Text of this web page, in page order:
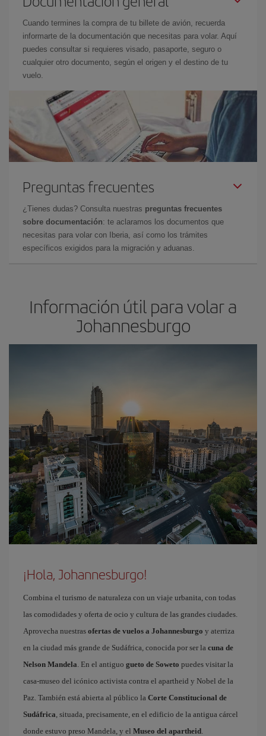
Cuando termines la compra de tu billete de avión, recuerda
informarte de la documentación que necesitas para volar. Aquí
puedes consultar si requieres visado, pasaporte, seguro o
cualquier otro documento, según el origen y el destino de tu
vuelo.
Preguntas frecuentes
¿Tienes dudas? Consulta nuestras preguntas frecuentes
sobre documentación: te aclaramos los documentos que
necesitas para volar con Iberia, así como los trámites
específicos exigidos para la migración y aduanas.
Información útil para volar a
Johannesburgo
¡Hola, Johannesburgo!
Combina el turismo de naturaleza con un viaje urbanita, con todas
las comodidades y oferta de ocio y cultura de las grandes ciudades.
Aprovecha nuestras ofertas de vuelos a Johannesburgo y aterriza
en la ciudad más grande de Sudáfrica, conocida por ser la cuna de
Nelson Mandela. En el antiguo gueto de Soweto puedes visitar la
casa-museo del icónico activista contra el apartheid y Nobel de la
Paz. También está abierta al público la Corte Constitucional de
Sudáfrica, situada, precisamente, en el edificio de la antigua cárcel
donde estuvo preso Mandela, y el Museo del apartheid.